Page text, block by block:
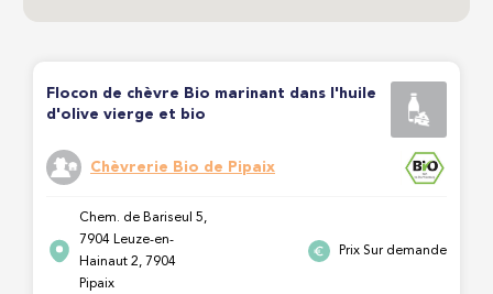
Flocon de chèvre Bio marinant dans l'huile
d'olive vierge et bio
Chèvrerie Bio de Pipaix
Chem. de Bariseul 5,
7904 Leuze-en-
Hainaut 2, 7904
Pipaix
Prix Sur demande